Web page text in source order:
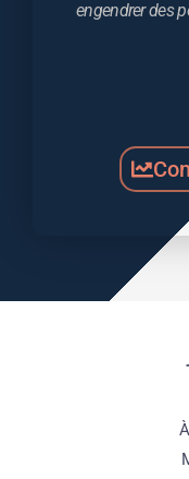
engendrer des